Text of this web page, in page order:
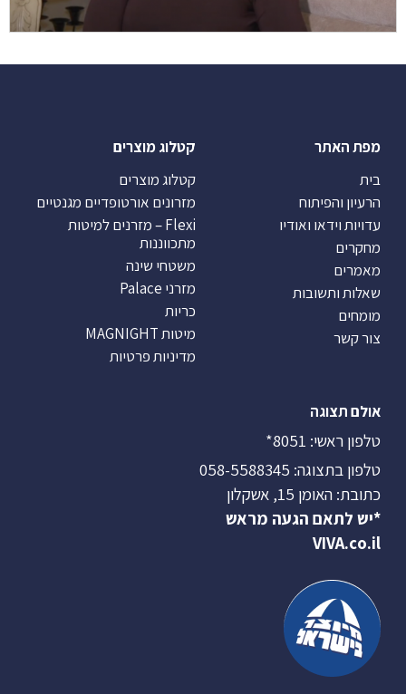
מפת האתר
בית
הרעיון והפיתוח
עדויות וידאו ואודיו
מחקרים
מאמרים
שאלות ותשובות
מומחים
צור קשר
קטלוג מוצרים
קטלוג מוצרים
מזרונים אורטופדיים מגנטיים
Flexi – מזרנים למיטות
מתכווננות
משטחי שינה
מזרני Palace
כריות
מיטות MAGNIGHT
מדיניות פרטיות
אולם תצוגה
טלפון ראשי: 8051*
טלפון בתצוגה: 058-5588345
כתובת: האומן 15, אשקלון
*יש לתאם הגעה מראש
VIVA.co.il